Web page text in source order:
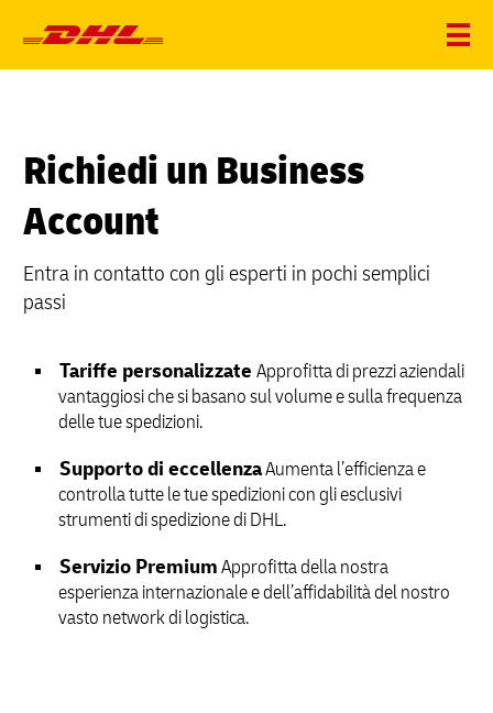
Richiedi un Business
Account
Entra in contatto con gli esperti in pochi semplici
passi
Tariffe personalizzate Approfitta di prezzi aziendali
vantaggiosi che si basano sul volume e sulla frequenza
delle tue spedizioni.
Supporto di eccellenzaAumenta l’efficienza e
controlla tutte le tue spedizioni con gli esclusivi
strumenti di spedizione di DHL.
Servizio PremiumApprofitta della nostra
esperienza internazionale e dell’affidabilità del nostro
vasto network di logistica.